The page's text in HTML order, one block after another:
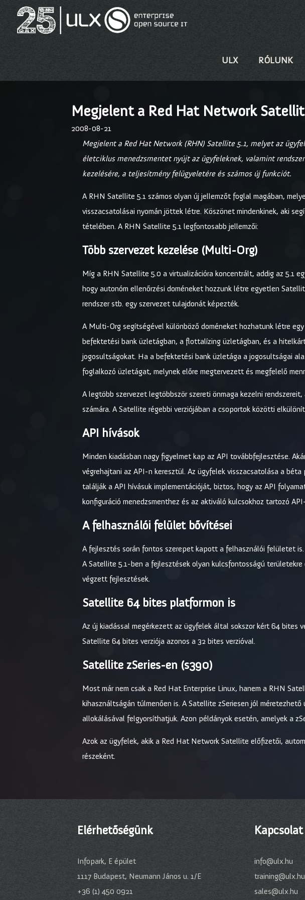
ULX RÓLUNK
Megjelent a Red Hat Network
2008-08-21
Megjelent a Red Hat Network (RHN) Satellite 5.1, melyet az
életciklus menedzsmentet nyújt az ügyfeleknek, valamint
kezelésére, a teljesítmény felügyeletére és számos új funkciót.
A RHN Satellite 5.1 számos olyan új jellemzőt foglal magában,
visszacsatolásai nyomán jöttek létre. Köszönet mindenkinek, aki
tételében. A RHN Satellite 5.1 legfontosabb jellemzői:
Több szervezet kezelése (Multi-Org)
Míg a RHN Satellite 5.0 a virtualizációra koncentrált, addig az 5.1
hogy autonóm ellenőrzési doméneket hozzunk létre egyetlen
rendszer stb. egy szervezet tulajdonát képezték.
A Multi-Org segítségével különböző doméneket hozhatunk létre
befektetési bank üzletágban, a flottalízing üzletágban, és a
jogosultságokat. Ha a befektetési bank üzletága a jogosultságai
foglalkozó üzletágat, melynek előre megtervezett és megfelelő
A legtöbb szervezet legtöbbször szereti önmaga kezelni
számára. A Satellite régebbi verziójában a csoportok közötti
API hívások
Minden kiadásban nagy figyelmet kap az API továbbfejlesztése.
végrehajtani az API-n keresztül. Az ügyfelek visszacsatolása a
találják a API hívásuk implementációját, biztos, hogy az API
konfiguráció menedzsmenthez és az aktiváló kulcsokhoz tartozó
A felhasználói felület bővítései
A fejlesztés során fontos szerepet kapott a felhasználói felületet
A Satellite 5.1-ben a fejlesztések olyan kulcsfontosságú
végzett fejlesztések.
Satellite 64 bites platformon is
Az új kiadással megérkezett az ügyfelek által sokszor kért 64 bites
Satellite 64 bites verziója azonos a 32 bites verzióval.
Satellite zSeries-en (s390)
Most már nem csak a Red Hat Enterprise Linux, hanem a RHN
kihasználtságán túlmenően is. A Satellite zSeriesen jól
allokálásával felgyorsíthatjuk. Azon példányok esetén, amelyek a
Azok az ügyfelek, akik a Red Hat Network Satellite előfizetői,
részeként.
Elérhetőségünk
Infopark, E épület
1117 Budapest, Neumann János u. 1/E
+36 (1) 450 0921
Kapcsolat
info@ulx.hu
training@ulx.hu
sales@ulx.hu